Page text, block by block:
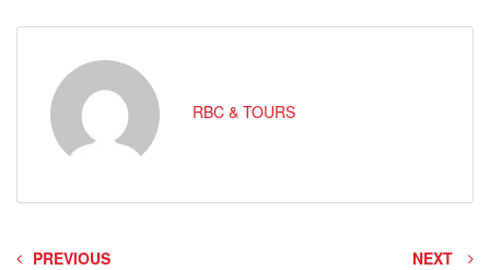
RBC & TOURS
PREVIOUS NEXT